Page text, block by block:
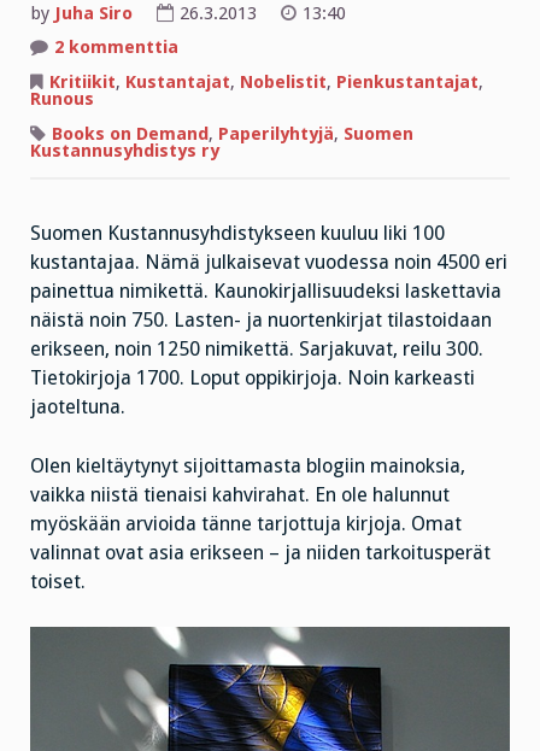
by Juha Siro 26.3.2013
13:40
2 kommenttia
kirjoja?
Kritiikit, Kustantajat, Nobelistit, Pienkustantajat,
Runous
Books on Demand, Paperilyhtyjä, Suomen
Kustannusyhdistys ry
Suomen Kustannusyhdistykseen kuuluu liki 100
kustantajaa. Nämä julkaisevat vuodessa noin 4500 eri
painettua nimikettä. Kaunokirjallisuudeksi laskettavia
näistä noin 750. Lasten- ja nuortenkirjat tilastoidaan
erikseen, noin 1250 nimikettä. Sarjakuvat, reilu 300.
Tietokirjoja 1700. Loput oppikirjoja. Noin karkeasti
jaoteltuna.
Olen kieltäytynyt sijoittamasta blogiin mainoksia,
vaikka niistä tienaisi kahvirahat. En ole halunnut
myöskään arvioida tänne tarjottuja kirjoja. Omat
valinnat ovat asia erikseen – ja niiden tarkoitusperät
toiset.